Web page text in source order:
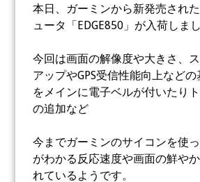
本日、ガーミンから新発売され
ュータ「EDGE850」が入荷しまし
今回は画面の解像度や大きさ、
アップやGPS受信性能向上など
をメインに電子ベルが付いたり
の追加など
今までガーミンのサイコンを使
がわかる反応速度や画面の鮮や
れているようです。